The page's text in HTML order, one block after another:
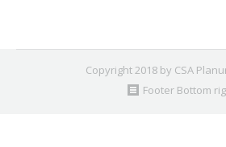
Copyright 2018 by CSA
Footer Bottom